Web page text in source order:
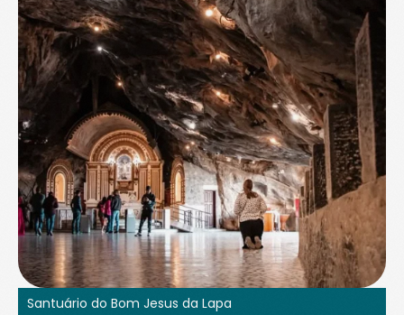
Santuário do Bom Jesus da Lapa